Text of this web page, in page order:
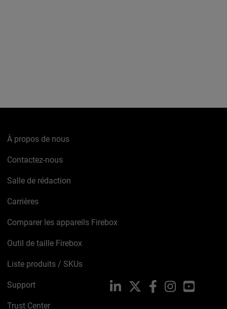
À propos de nous
Contactez-nous
Salle de rédaction
Carrières
Comparer les appareils Firebox
Outil de taille Firebox
Liste produits / SKUs
Support
Trust Center
LinkedIn FacebookInstagramYouTube